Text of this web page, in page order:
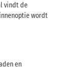
vindt de
wordt
en